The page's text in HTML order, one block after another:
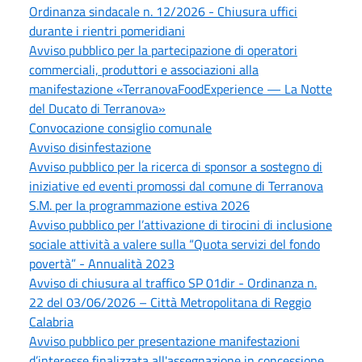
Ordinanza sindacale n. 12/2026 - Chiusura uffici
durante i rientri pomeridiani
Avviso pubblico per la partecipazione di operatori
commerciali, produttori e associazioni alla
manifestazione «TerranovaFoodExperience — La Notte
del Ducato di Terranova»
Convocazione consiglio comunale
Avviso disinfestazione
Avviso pubblico per la ricerca di sponsor a sostegno di
iniziative ed eventi promossi dal comune di Terranova
S.M. per la programmazione estiva 2026
Avviso pubblico per l’attivazione di tirocini di inclusione
sociale attività a valere sulla “Quota servizi del fondo
povertà” - Annualità 2023
Avviso di chiusura al traffico SP 01dir - Ordinanza n.
22 del 03/06/2026 – Città Metropolitana di Reggio
Calabria
Avviso pubblico per presentazione manifestazioni